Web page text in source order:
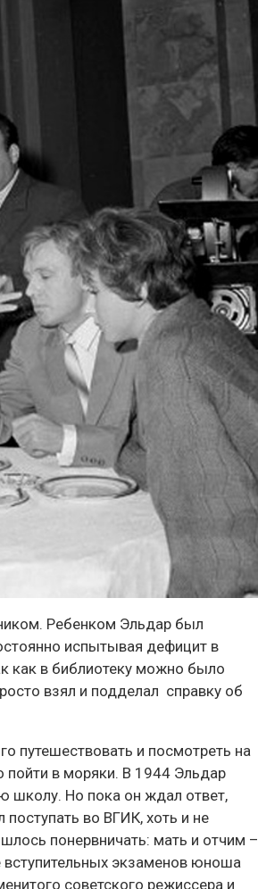
Ребенком Эльдар был
испытывая дефицит в
как в библиотеку можно было
взял и подделал справку об
путешествовать и посмотреть на
в моряки. В 1944 Эльдар
школу. Но пока он ждал ответ,
во ВГИК, хоть и не
понервничать: мать и отчим –
вступительных экзаменов юноша
советского режиссера и